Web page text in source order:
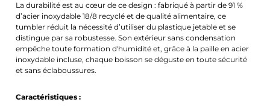
La durabilité est au cœur de ce design : fabriqué à partir de 91 %
d’acier inoxydable 18/8 recyclé et de qualité alimentaire, ce
tumbler réduit la nécessité d’utiliser du plastique jetable et se
distingue par sa robustesse. Son extérieur sans condensation
empêche toute formation d'humidité et, grâce à la paille en acier
inoxydable incluse, chaque boisson se déguste en toute sécurité
et sans éclaboussures.
Caractéristiques :